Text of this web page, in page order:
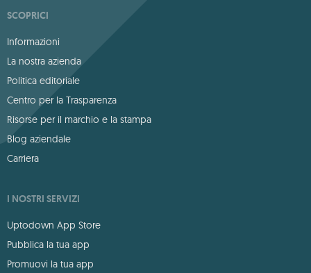
SCOPRICI
Informazioni
La nostra azienda
Politica editoriale
Centro per la Trasparenza
Risorse per il marchio e la stampa
Blog aziendale
Carriera
I NOSTRI SERVIZI
Uptodown App Store
Pubblica la tua app
Promuovi la tua app